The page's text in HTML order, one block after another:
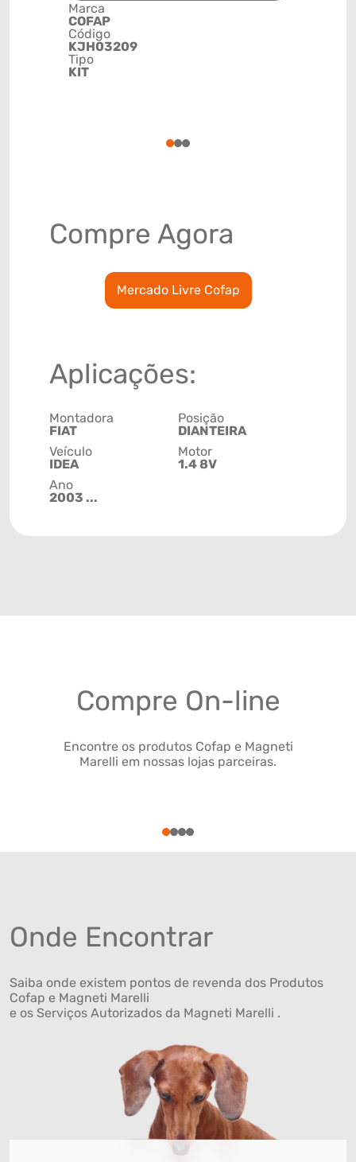
Marca
COFAP
Código
KJH03209
Tipo
KIT
123
Compre Agora
Mercado Livre Cofap
Aplicações:
Montadora
FIAT
Veículo
IDEA
Ano
2003 ...
Posição
DIANTEIRA
Motor
1.4 8V
Compre On-line
Encontre os produtos Cofap e Magneti
Marelli em nossas lojas parceiras.
1234
Onde Encontrar
Saiba onde existem pontos de revenda dos Produtos
Cofap e Magneti Marelli
e os Serviços Autorizados da Magneti Marelli .